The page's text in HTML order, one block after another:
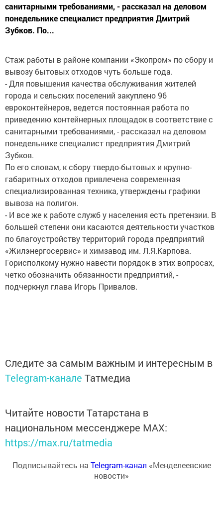
санитарными требованиями, - рассказал на деловом
понедельнике специалист предприятия Дмитрий
Зубков. По...
Стаж работы в районе компании «Экопром» по сбору и
вывозу бытовых отходов чуть больше года.
- Для повышения качества обслуживания жителей
города и сельских поселений закуплено 96
евроконтейнеров, ведется постоянная работа по
приведению контейнерных площадок в соответствие с
санитарными требованиями, - рассказал на деловом
понедельнике специалист предприятия Дмитрий
Зубков.
По его словам, к сбору твердо-бытовых и крупно-
габаритных отходов привлечена современная
специализированная техника, утверждены графики
вывоза на полигон.
- И все же к работе служб у населения есть претензии. В
большей степени они касаются деятельности участков
по благоустройству территорий города предприятий
«Жилэнергосервис» и химзавод им. Л.Я.Карпова.
Горисполкому нужно навести порядок в этих вопросах,
четко обозначить обязанности предприятий, -
подчеркнул глава Игорь Привалов.
Следите за самым важным и интересным в
Telegram-канале Татмедиа
Читайте новости Татарстана в
национальном мессенджере MАХ:
https://max.ru/tatmedia
Подписывайтесь на Telegram-канал «Менделеевские
новости»